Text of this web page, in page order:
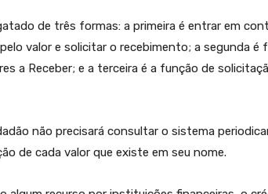
de três formas: a primeira é entrar em
valor e solicitar o recebimento; a segunda é
a Receber; e a terceira é a função de
não precisará consultar o sistema
de cada valor que existe em seu nome.